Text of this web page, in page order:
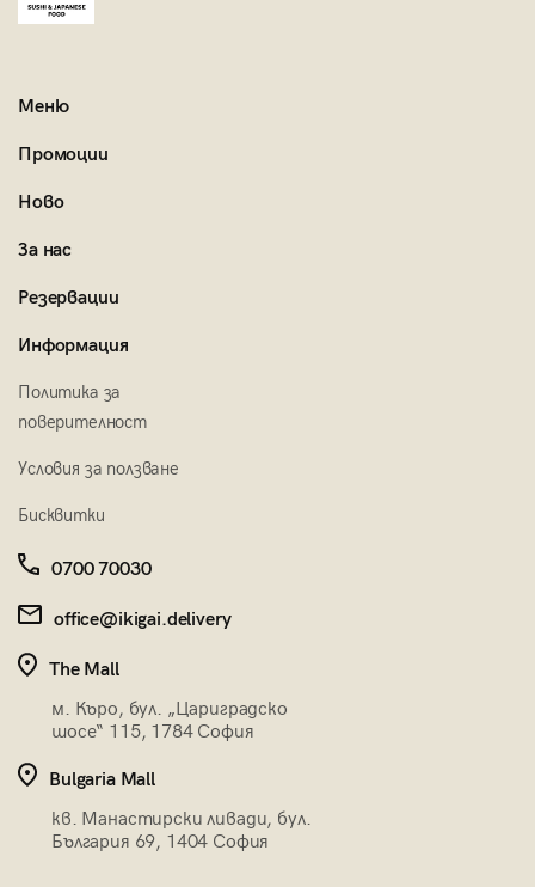
Меню
Промоции
Ново
За нас
Резервации
Информация
Политика за
поверителност
Условия за ползване
Бисквитки
0700 70030
office@ikigai.delivery
The Mall
м. Къро, бул. „Цариградско
шосе“ 115, 1784 София
Bulgaria Mall
кв. Манастирски ливади, бул.
България 69, 1404 София